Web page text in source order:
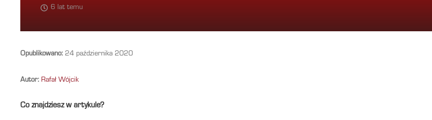
6 lat temu
Opublikowano: 24 października 2020
Autor: Rafał Wójcik
Co znajdziesz w artykule?